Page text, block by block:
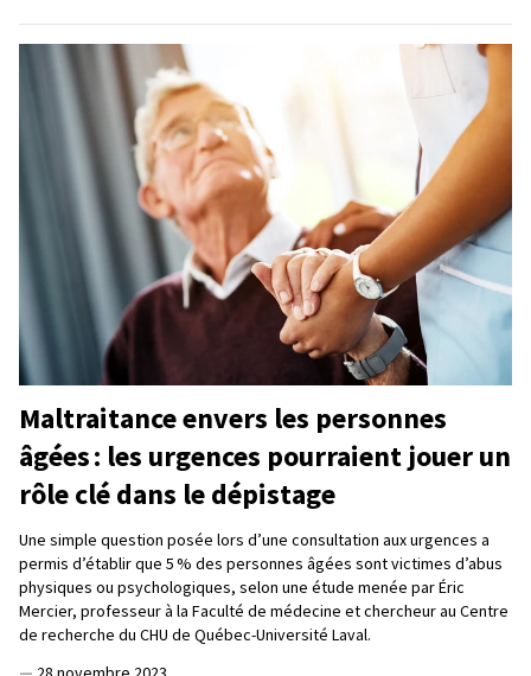
Maltraitance envers les personnes
âgées : les urgences pourraient jouer un
rôle clé dans le dépistage
Une simple question posée lors d’une consultation aux urgences a
permis d’établir que 5 % des personnes âgées sont victimes d’abus
physiques ou psychologiques, selon une étude menée par Éric
Mercier, professeur à la Faculté de médecine et chercheur au Centre
de recherche du CHU de Québec-Université Laval.